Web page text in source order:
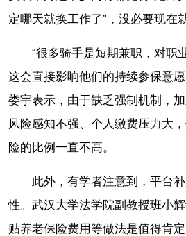
定哪天就换工作了”，没必要现在
“很多骑手是短期兼职，对职
这会直接影响他们的持续参保意
娄宇表示，由于缺乏强制机制，
风险感知不强、个人缴费压力大
险的比例一直不高。
此外，有学者注意到，平台
性。武汉大学法学院副教授班小
贴养老保险费用等做法是值得肯